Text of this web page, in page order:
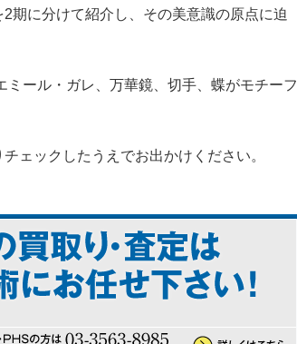
2期に分けて紹介し、その美意識の原点に迫
ミール・ガレ、万華鏡、切手、蝶がモチーフ
ェックしたうえでお出かけください。